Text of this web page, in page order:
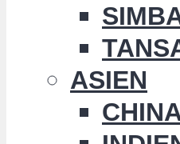
ASIEN